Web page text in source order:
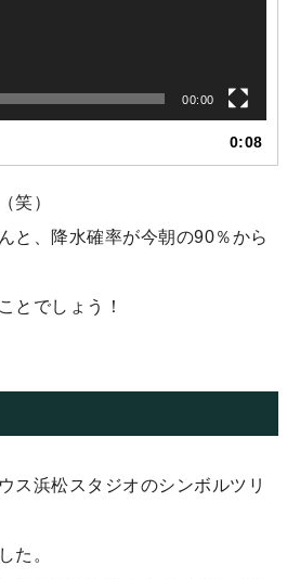
00:00
0:08
笑）
と、降水確率が今朝の90％から
とでしょう！
ス浜松スタジオのシンボルツリ
た。